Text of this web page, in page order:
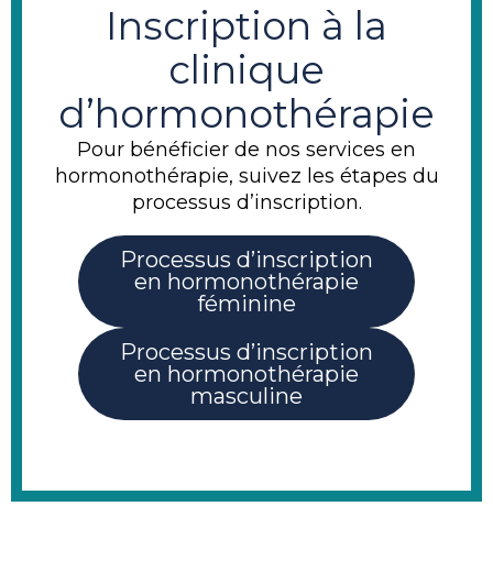
Inscription à la
clinique
d’hormonothérapie
Pour bénéficier de nos services en
hormonothérapie, suivez les étapes du
processus d’inscription.
Processus d’inscription
en hormonothérapie
féminine
Processus d’inscription
en hormonothérapie
masculine